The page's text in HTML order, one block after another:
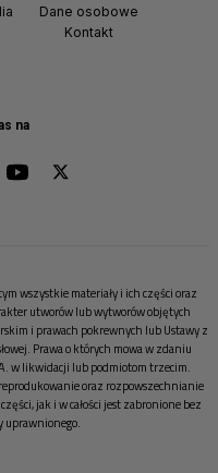
na
Dane osobowe
Kontakt
wszystkie materiały i ich części oraz
utworów lub wytworów objętych
i prawach pokrewnych lub Ustawy z
Prawa o których mowa w zdaniu
w likwidacji lub podmiotom trzecim.
oraz rozpowszechnianie
jak i w całości jest zabronione bez
uprawnionego.